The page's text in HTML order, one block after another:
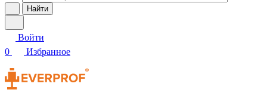
Найти
Войти
0
Избранное